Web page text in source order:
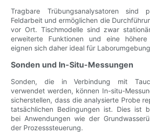
Tragbare Trübungsanalysatoren sind
Feldarbeit und ermöglichen die
vor Ort. Tischmodelle sind zwar
erweiterte Funktionen und eine
eignen sich daher ideal für
Sonden und In-Situ-Messungen
Sonden, die in Verbindung mit
verwendet werden, können In-situ-
sicherstellen, dass die analysierte Probe
tatsächlichen Bedingungen ist. Dies ist
bei Anwendungen wie der
der Prozesssteuerung.